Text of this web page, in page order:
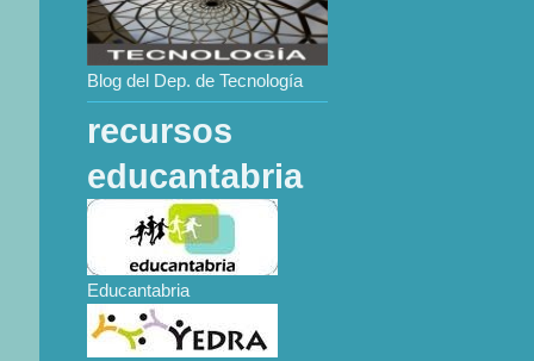
Blog del Dep. de Tecnología
recursos
educantabria
Educantabria